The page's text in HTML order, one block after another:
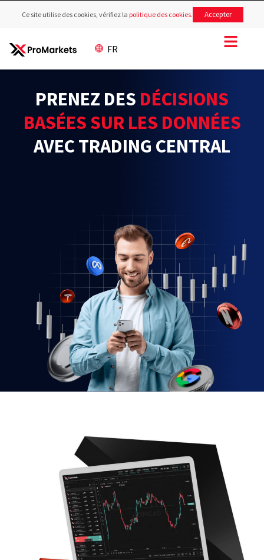
FR
PRENEZ DES DÉCISIONS
BASÉES SUR LES DONNÉES
AVEC TRADING CENTRAL
Ce site utilise des cookies, vérifiez la politique des cookies. Accepter